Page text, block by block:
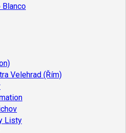
Blanco
Velehrad (Řím)
Listy